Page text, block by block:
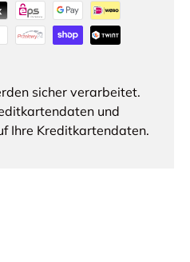
sicher verarbeitet.
und
Ihre Kreditkartendaten.